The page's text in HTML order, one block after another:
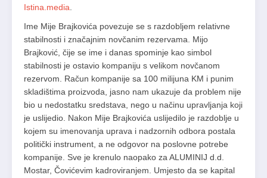
Istina.media
Ime Mije Brajkovića povezuje se s razdobljem relativne
stabilnosti i značajnim novčanim rezervama. Mijo
Brajković, čije se ime i danas spominje kao simbol
stabilnosti je ostavio kompaniju s velikom novčanom
rezervom. Račun kompanije sa 100 milijuna KM i punim
skladištima proizvoda, jasno nam ukazuje da problem nije
bio u nedostatku sredstava, nego u načinu upravljanja koji
je uslijedio. Nakon Mije Brajkovića uslijedilo je razdoblje u
kojem su imenovanja uprava i nadzornih odbora postala
politički instrument, a ne odgovor na poslovne potrebe
kompanije. Sve je krenulo naopako za ALUMINIJ d.d.
Mostar, Čovićevim kadroviranjem. Umjesto da se kapital